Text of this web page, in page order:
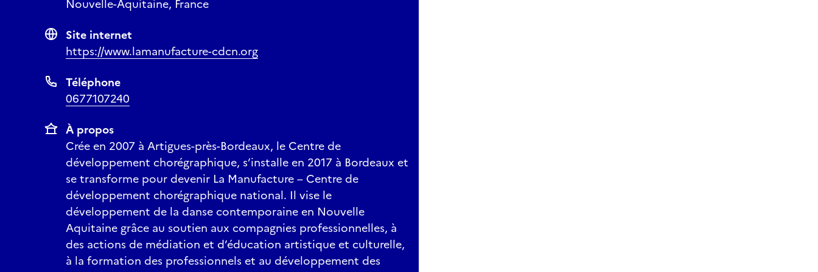
Nouvelle-Aquitaine, France
Site internet
https://www.lamanufacture-cdcn.org
Téléphone
0677107240
À propos
Crée en 2007 à Artigues-près-Bordeaux, le Centre de
développement chorégraphique, s’installe en 2017 à Bordeaux et
se transforme pour devenir La Manufacture – Centre de
développement chorégraphique national. Il vise le
développement de la danse contemporaine en Nouvelle
Aquitaine grâce au soutien aux compagnies professionnelles, à
des actions de médiation et d’éducation artistique et culturelle,
à la formation des professionnels et au développement des